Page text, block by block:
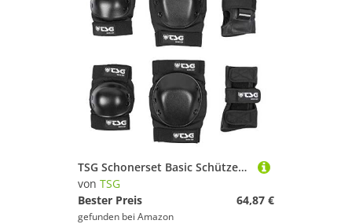
TSG Schonerset Basic Schützer, Black, M
von TSG
Bester Preis
64,87 €
gefunden bei Amazon